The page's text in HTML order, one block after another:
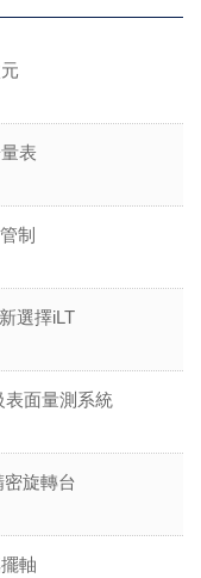
表
制
選擇iLT
表面量測系統
旋轉台
軸